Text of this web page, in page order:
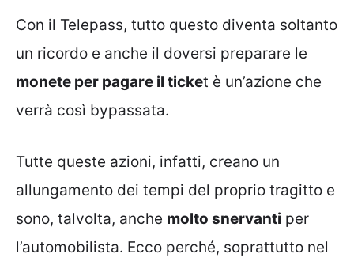
Con il Telepass, tutto questo diventa soltanto
un ricordo e anche il doversi preparare le
monete per pagare il ticket è un’azione che
verrà così bypassata.
Tutte queste azioni, infatti, creano un
allungamento dei tempi del proprio tragitto e
sono, talvolta, anche molto snervanti per
l’automobilista. Ecco perché, soprattutto nel